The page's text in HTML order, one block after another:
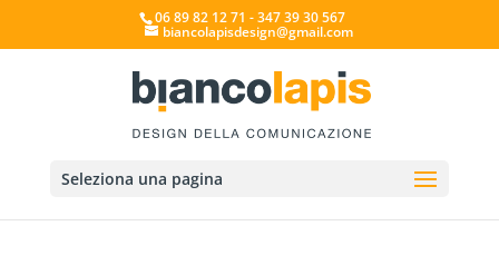
06 89 82 12 71 - 347 39 30 567
biancolapisdesign@gmail.com
Seleziona una pagina